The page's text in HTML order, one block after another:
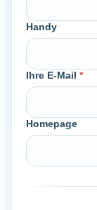
Handy
Ihre E-Mail *
Homepage